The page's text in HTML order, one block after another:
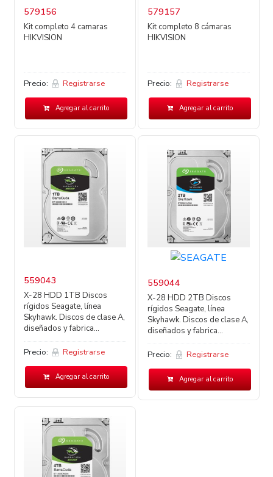
579156
Kit completo 4 camaras
HIKVISION
Precio: Registrarse
Agregar al carrito
579157
Kit completo 8 cámaras
HIKVISION
Precio: Registrarse
Agregar al carrito
559043
X-28 HDD 1TB Discos
rígidos Seagate, línea
Skyhawk. Discos de clase A,
diseñados y fabrica...
Precio: Registrarse
Agregar al carrito
559044
X-28 HDD 2TB Discos
rígidos Seagate, línea
Skyhawk. Discos de clase A,
diseñados y fabrica...
Precio: Registrarse
Agregar al carrito